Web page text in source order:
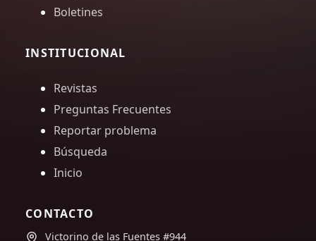
Boletines
INSTITUCIONAL
Revistas
Preguntas Frecuentes
Reportar problema
Búsqueda
Inicio
CONTACTO
Victorino de las Fuentes #944